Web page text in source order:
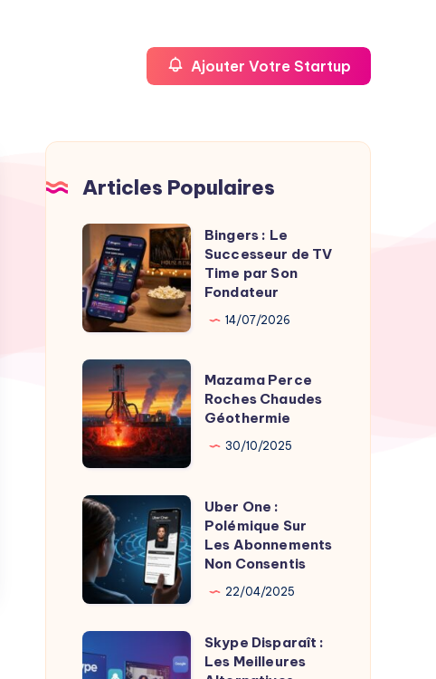
Ajouter Votre Startup
Articles Populaires
Bingers
Le
Successeur
de
TV
Time
par
Son
Fondateur
Bingers : Le
Successeur de TV
Time par Son
Fondateur
14/07/2026
Mazama
Perce
Roches
Chaudes
Géothermie
Mazama Perce
Roches Chaudes
Géothermie
30/10/2025
Uber
One
Polémique
Sur
Les
Abonnements
Uber One :
Polémique Sur
Les Abonnements
Non Consentis
22/04/2025
Skype
Disparaît
Skype Disparaît :
Les Meilleures